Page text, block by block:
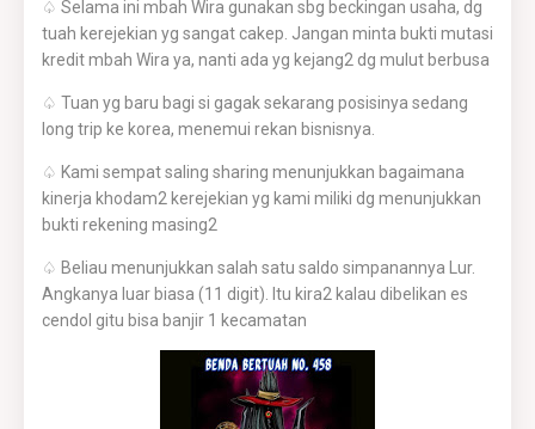
♤ Selama ini mbah Wira gunakan sbg beckingan usaha, dg
tuah kerejekian yg sangat cakep. Jangan minta bukti mutasi
kredit mbah Wira ya, nanti ada yg kejang2 dg mulut berbusa
♤ Tuan yg baru bagi si gagak sekarang posisinya sedang
long trip ke korea, menemui rekan bisnisnya.
♤ Kami sempat saling sharing menunjukkan bagaimana
kinerja khodam2 kerejekian yg kami miliki dg menunjukkan
bukti rekening masing2
♤ Beliau menunjukkan salah satu saldo simpanannya Lur.
Angkanya luar biasa (11 digit). Itu kira2 kalau dibelikan es
cendol gitu bisa banjir 1 kecamatan